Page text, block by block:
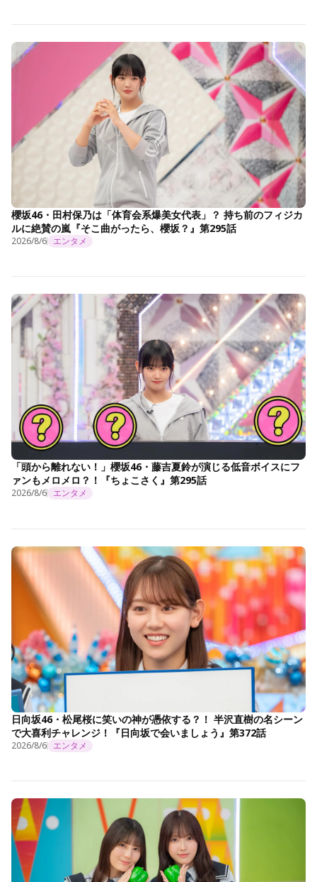
櫻坂46・田村保乃は「体育会系爆美女代表」？ 持ち前のフィジカ
ルに絶賛の嵐『そこ曲がったら、櫻坂？』第295話
2026/8/6 エンタメ
「頭から離れない！」櫻坂46・藤吉夏鈴が演じる低音ボイスにフ
ァンもメロメロ？！『ちょこさく』第295話
2026/8/6 エンタメ
日向坂46・松尾桜に笑いの神が憑依する？！ 半沢直樹の名シーン
で大喜利チャレンジ！『日向坂で会いましょう』第372話
2026/8/6 エンタメ